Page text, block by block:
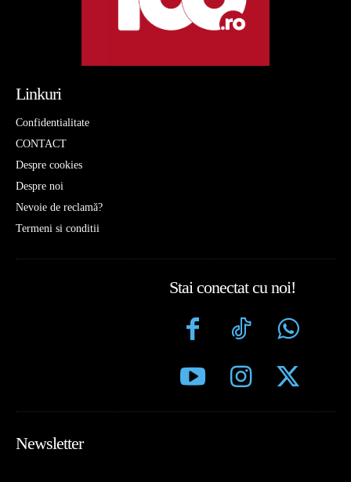
Linkuri
Confidentialitate
CONTACT
Despre cookies
Despre noi
Nevoie de reclamă?
Termeni si conditii
Stai conectat cu noi!
Newsletter